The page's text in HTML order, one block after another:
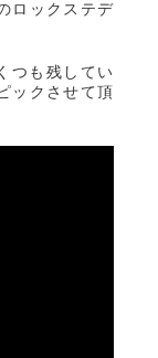
ロックステデ
つも残してい
ックさせて頂